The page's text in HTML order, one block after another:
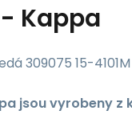
- Kappa
309075 15-4101M
jsou vyrobeny z